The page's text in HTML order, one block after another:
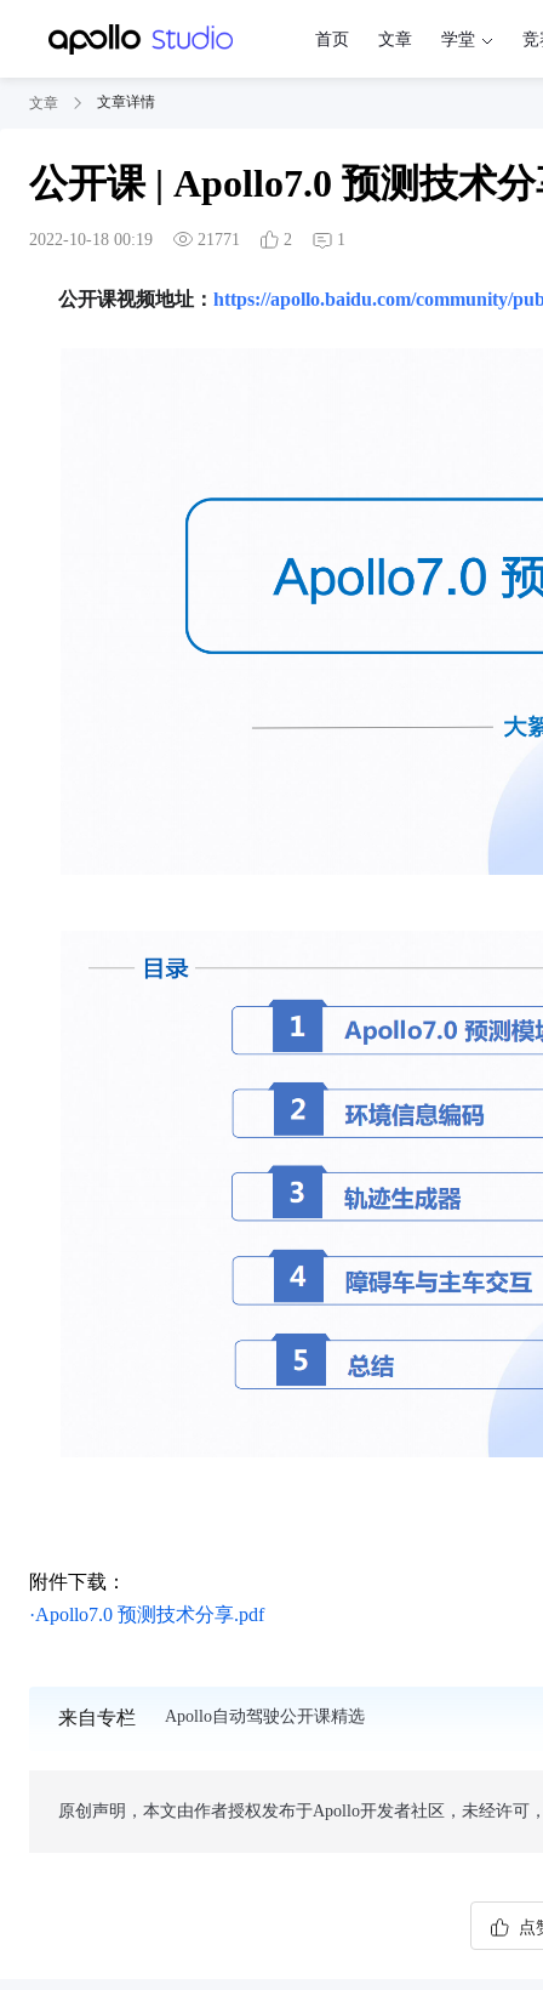
首页 文章 学堂 竞
文章 文章详情
公开课 | Apollo7.0 预测技术
2022-10-18 00:19 21771 2 1
公开课视频地址： https://apollo.baidu.com/community/
附件下载：
·Apollo7.0 预测技术分享.pdf
来自专栏 Apollo自动驾驶公开课精选
原创声明，本文由作者授权发布于Apollo开发者社区，未经许可
点